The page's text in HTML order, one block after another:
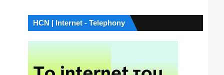
HCN | Internet - Telephony